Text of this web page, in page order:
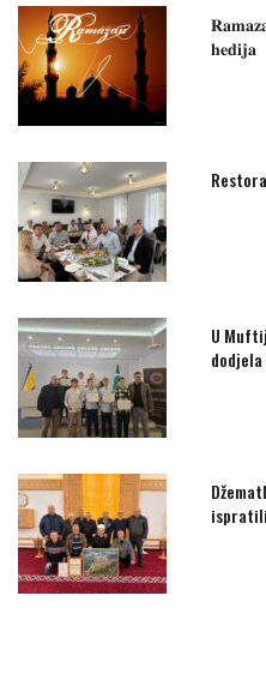
𝐡𝐞𝐝𝐢𝐣𝐚
U
dodjela
ispratili